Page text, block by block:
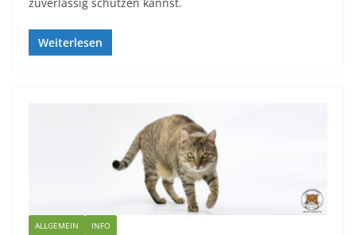
Weiterlesen
ALLGEMEIN INFO